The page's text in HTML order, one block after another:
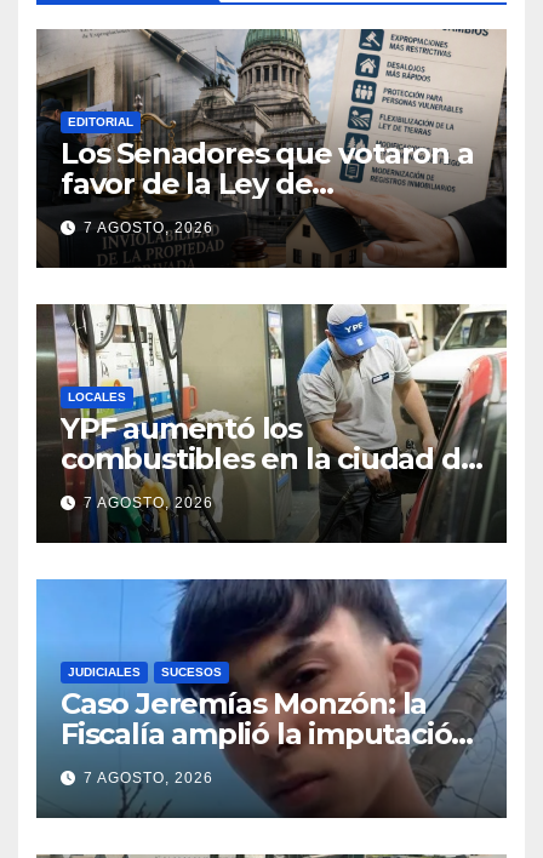
EDITORIAL
Los Senadores que votaron a
favor de la Ley de
extranjerización de tierras
7 AGOSTO, 2026
LOCALES
YPF aumentó los
combustibles en la ciudad de
Santa Fe: la nafta súper
superó los $2.100 y llenar el
tanque cuesta más de
$94.000
7 AGOSTO, 2026
JUDICIALES SUCESOS
Caso Jeremías Monzón: la
Fiscalía amplió la imputación
contra la menor acusada del
crimen y la causa se
encamina al juicio por jurados
7 AGOSTO, 2026